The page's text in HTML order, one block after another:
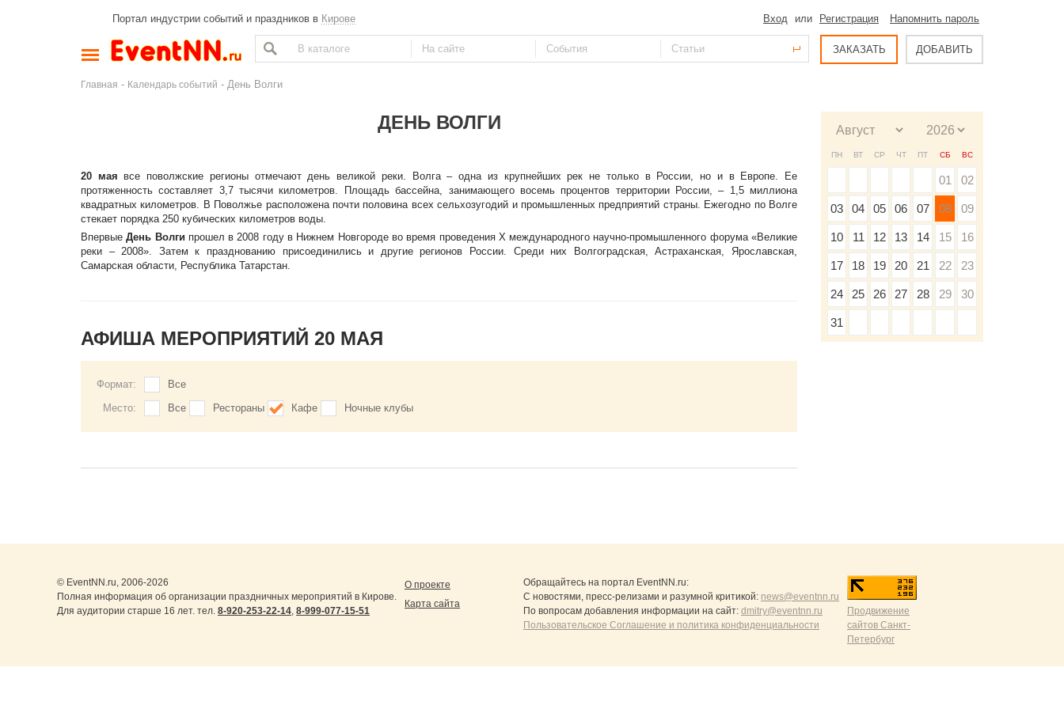
Портал индустрии событий и праздников в Кирове Вход или Регистрация Напомнить пароль
ЗАКАЗАТЬ ДОБАВИТЬ
Главная - Календарь событий - День Волги
ДЕНЬ ВОЛГИ
20 мая все поволжские регионы отмечают день великой реки. Волга – одна из крупнейших рек не только в России, но и в Европе. Ее
протяженность составляет 3,7 тысячи километров. Площадь бассейна, занимающего восемь процентов территории России, – 1,5 миллиона
квадратных километров. В Поволжье расположена почти половина всех сельхозугодий и промышленных предприятий страны. Ежегодно по Волге
стекает порядка 250 кубических километров воды.
ВпервыеДень Волги прошел в 2008 году в Нижнем Новгороде во время проведения Х международного научно-промышленного форума «Великие
реки – 2008». Затем к празднованию присоединились и другие регионов России. Среди них Волгоградская, Астраханская, Ярославская,
Самарская области, Республика Татарстан.
АФИША МЕРОПРИЯТИЙ 20 МАЯ
Формат:
Все
Место:
Все Рестораны Кафе Ночные клубы
ПН ВТ СР ЧТ ПТ СБ ВС
01 02
03 04 05 06 07 08 09
10 11 12 13 14 15 16
17 18 19 20 21 22 23
24 25 26 27 28 29 30
31
© EventNN.ru, 2006-2026
Полная информация об организации праздничных мероприятий в Кирове.
Для аудитории старше 16 лет. тел. 8-920-253-22-14, 8-999-077-15-51
О проекте
Карта сайта
Обращайтесь на портал EventNN.ru:
С новостями, пресс-релизами и разумной критикой: news@eventnn.ru
По вопросам добавления информации на сайт: dmitry@eventnn.ru
Пользовательское Соглашение и политика конфиденциальности
Продвижение
сайтов Санкт-
Петербург